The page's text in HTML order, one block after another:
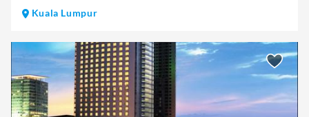
Kuala Lumpur